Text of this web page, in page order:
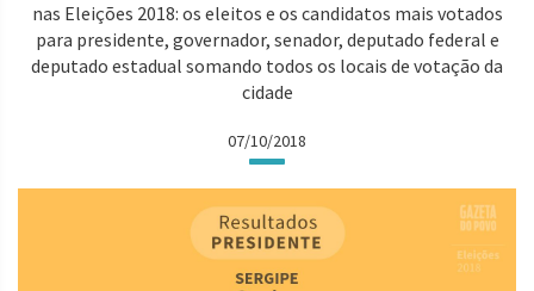
nas Eleições 2018: os eleitos e os candidatos mais votados
para presidente, governador, senador, deputado federal e
deputado estadual somando todos os locais de votação da
cidade
07/10/2018